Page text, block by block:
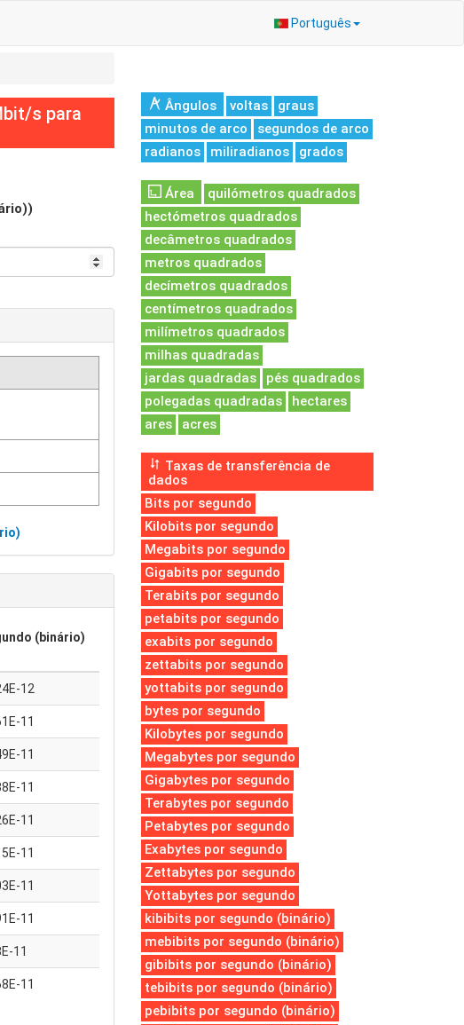
Português
s para
(binário)
12
11
11
11
11
11
11
11
11
11
Ângulos voltas
graus
minutos de arco
segundos de arco
radianos
miliradianos grados
Área
quilómetros quadrados
hectómetros quadrados
decâmetros quadrados
metros quadrados
decímetros quadrados
centímetros quadrados
milímetros quadrados
milhas quadradas
jardas quadradas
pés quadrados
polegadas quadradas
hectares
ares
acres
Taxas de transferência de
dados
Bits por segundo
Kilobits por segundo
Megabits por segundo
Gigabits por segundo
Terabits por segundo
petabits por segundo
exabits por segundo
zettabits por segundo
yottabits por segundo
bytes por segundo
Kilobytes por segundo
Megabytes por segundo
Gigabytes por segundo
Terabytes por segundo
Petabytes por segundo
Exabytes por segundo
Zettabytes por segundo
Yottabytes por segundo
kibibits por segundo (binário)
mebibits por segundo (binário)
gibibits por segundo (binário)
tebibits por segundo (binário)
pebibits por segundo (binário)